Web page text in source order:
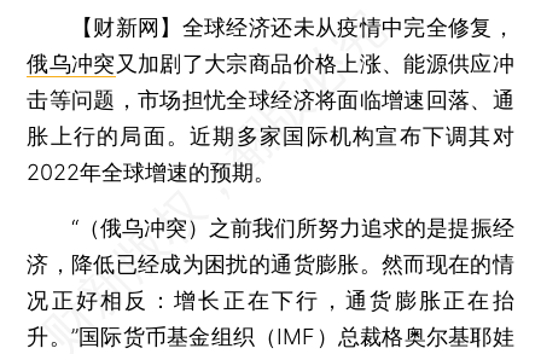
【财新网】 全球经济还未从疫情中完全修复，
俄乌冲突又加剧了大宗商品价格上涨、能源供应冲
击等问题，市场担忧全球经济将面临增速回落、通
胀上行的局面。近期多家国际机构宣布下调其对
2022年全球增速的预期。
“（俄乌冲突）之前我们所努力追求的是提振经
济，降低已经成为困扰的通货膨胀。然而现在的情
况正好相反：增长正在下行，通货膨胀正在抬
升。”国际货币基金组织（IMF）总裁格奥尔基耶娃